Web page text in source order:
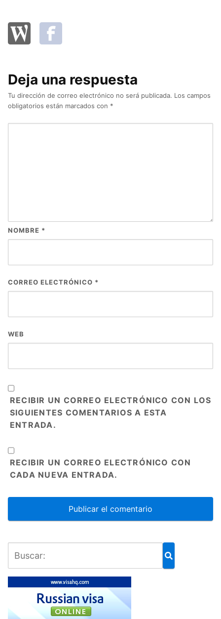
Deja una respuesta
Tu dirección de correo electrónico no será publicada. Los campos
obligatorios están marcados con *
NOMBRE *
CORREO ELECTRÓNICO *
WEB
RECIBIR UN CORREO ELECTRÓNICO CON LOS
SIGUIENTES COMENTARIOS A ESTA
ENTRADA.
RECIBIR UN CORREO ELECTRÓNICO CON
CADA NUEVA ENTRADA.